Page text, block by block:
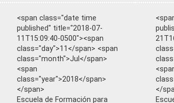
<span class="date time
published" title="2018-07-
11T15:09:40-0500"><span
class="day">11</span> <span
class="month">Jul</span>
<span
class="year">2018</span>
</span>
Escuela de Formación para
</